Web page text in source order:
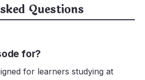
Questions
for?
for learners studying at